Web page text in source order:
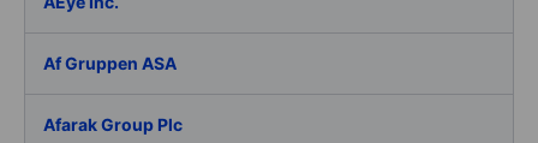
Af Gruppen ASA
Afarak Group Plc